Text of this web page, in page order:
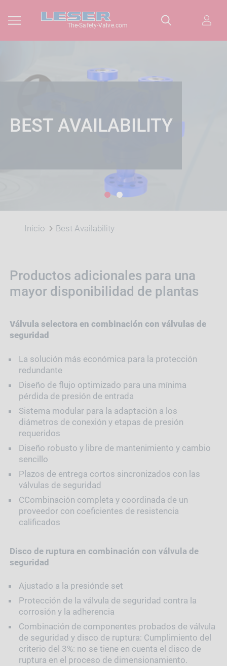
The-Safety-Valve.com
BEST AVAILABILITY
Inicio Best Availability
Productos adicionales para una
mayor disponibilidad de plantas
Válvula selectora en combinación con válvulas de
seguridad
La solución más económica para la protección
redundante
Diseño de flujo optimizado para una mínima
pérdida de presión de entrada
Sistema modular para la adaptación a los
diámetros de conexión y etapas de presión
requeridos
Diseño robusto y libre de mantenimiento y cambio
sencillo
Plazos de entrega cortos sincronizados con las
válvulas de seguridad
CCombinación completa y coordinada de un
proveedor con coeficientes de resistencia
calificados
Disco de ruptura en combinación con válvula de
seguridad
Ajustado a la presiónde set
Protección de la válvula de seguridad contra la
corrosión y la adherencia
Combinación de componentes probados de válvula
de seguridad y disco de ruptura: Cumplimiento del
criterio del 3%: no se tiene en cuenta el disco de
ruptura en el proceso de dimensionamiento.